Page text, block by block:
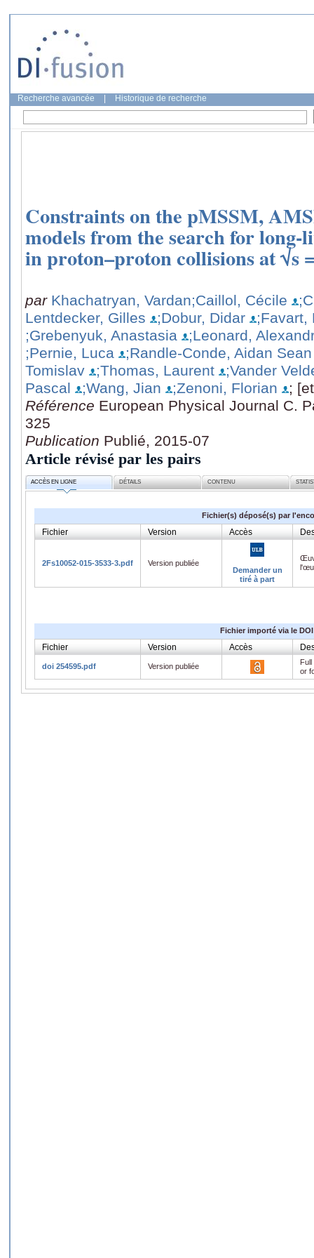
Recherche avancée Historique de recherche
Constraints on the pMSSM,
models from the search for long-
in proton–proton collisions at √s
par Khachatryan, Vardan;Caillol, Cécile
Lentdecker, Gilles
;Dobur, Didar
;Favart,
;Grebenyuk, Anastasia
;Leonard,
;Pernie, Luca
;Randle-Conde, Aidan Sean
Tomislav
;Thomas, Laurent
;Vander
Pascal
;Wang, Jian ;Zenoni, Florian
;
Référence European Physical Journal C.
325
Publication Publié, 2015-07
Article révisé par les pairs
ACCÈS EN LIGNE DÉTAILS CONTENU
Fichier(s) déposé(s) par
Fichier Version Accès
2Fs10052-015-3533-3.pdf
Version publiée
Demander un
tiré à part
Fichier importé via le DOI
Fichier Version Accès
doi 254595.pdf Version publiée
or